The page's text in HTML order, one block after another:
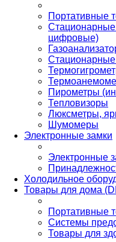
Портативные
цифровые)
Стационарные
Пирометры
Тепловизоры
Люксметры,
Шумомеры
Электронные замки
Электронные
Холодильное
Товары для дома
Портативные
Системы
Товары для